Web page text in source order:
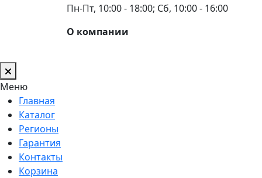
Пн-Пт, 10:00 - 18:00; Сб, 10:00 - 16:00
О компании
Меню
Главная
Каталог
Регионы
Гарантия
Контакты
Корзина